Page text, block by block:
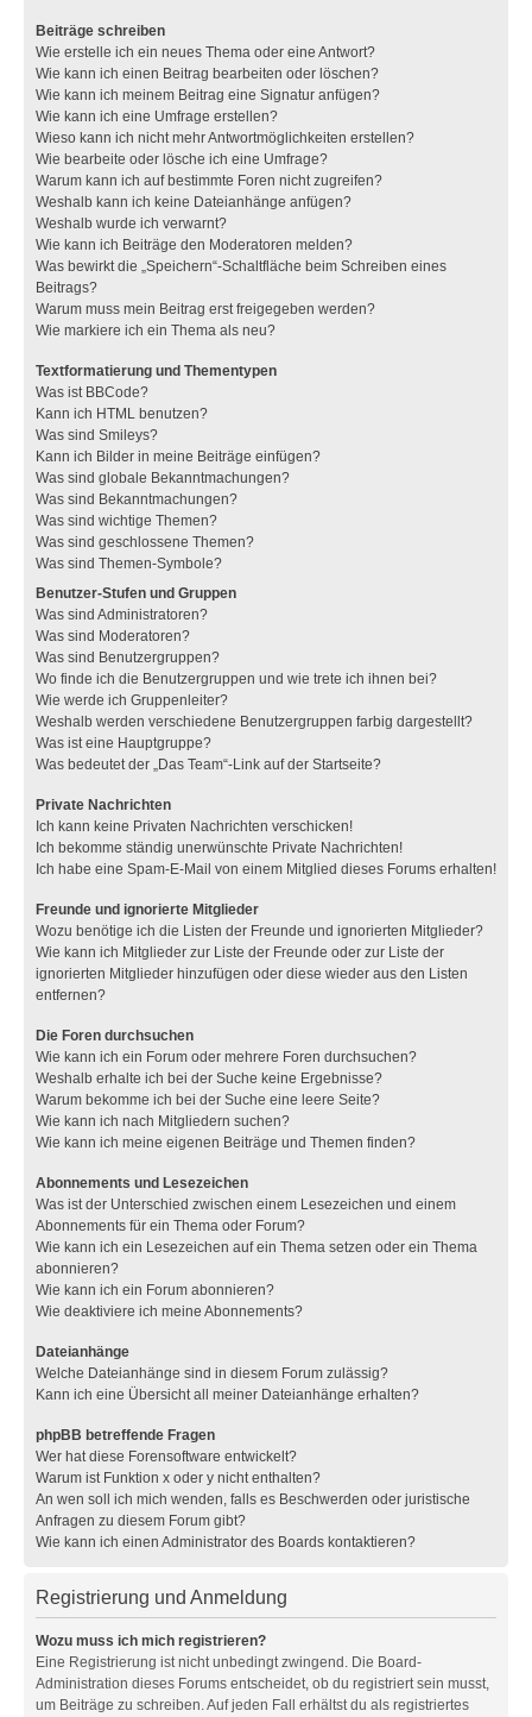
Beiträge schreiben
Wie erstelle ich ein neues Thema oder eine Antwort?
Wie kann ich einen Beitrag bearbeiten oder löschen?
Wie kann ich meinem Beitrag eine Signatur anfügen?
Wie kann ich eine Umfrage erstellen?
Wieso kann ich nicht mehr Antwortmöglichkeiten erstellen?
Wie bearbeite oder lösche ich eine Umfrage?
Warum kann ich auf bestimmte Foren nicht zugreifen?
Weshalb kann ich keine Dateianhänge anfügen?
Weshalb wurde ich verwarnt?
Wie kann ich Beiträge den Moderatoren melden?
Was bewirkt die „Speichern“-Schaltfläche beim Schreiben eines
Beitrags?
Warum muss mein Beitrag erst freigegeben werden?
Wie markiere ich ein Thema als neu?
Textformatierung und Thementypen
Was ist BBCode?
Kann ich HTML benutzen?
Was sind Smileys?
Kann ich Bilder in meine Beiträge einfügen?
Was sind globale Bekanntmachungen?
Was sind Bekanntmachungen?
Was sind wichtige Themen?
Was sind geschlossene Themen?
Was sind Themen-Symbole?
Benutzer-Stufen und Gruppen
Was sind Administratoren?
Was sind Moderatoren?
Was sind Benutzergruppen?
Wo finde ich die Benutzergruppen und wie trete ich ihnen bei?
Wie werde ich Gruppenleiter?
Weshalb werden verschiedene Benutzergruppen farbig dargestellt?
Was ist eine Hauptgruppe?
Was bedeutet der „Das Team“-Link auf der Startseite?
Private Nachrichten
Ich kann keine Privaten Nachrichten verschicken!
Ich bekomme ständig unerwünschte Private Nachrichten!
Ich habe eine Spam-E-Mail von einem Mitglied dieses Forums erhalten!
Freunde und ignorierte Mitglieder
Wozu benötige ich die Listen der Freunde und ignorierten Mitglieder?
Wie kann ich Mitglieder zur Liste der Freunde oder zur Liste der
ignorierten Mitglieder hinzufügen oder diese wieder aus den Listen
entfernen?
Die Foren durchsuchen
Wie kann ich ein Forum oder mehrere Foren durchsuchen?
Weshalb erhalte ich bei der Suche keine Ergebnisse?
Warum bekomme ich bei der Suche eine leere Seite?
Wie kann ich nach Mitgliedern suchen?
Wie kann ich meine eigenen Beiträge und Themen finden?
Abonnements und Lesezeichen
Was ist der Unterschied zwischen einem Lesezeichen und einem
Abonnements für ein Thema oder Forum?
Wie kann ich ein Lesezeichen auf ein Thema setzen oder ein Thema
abonnieren?
Wie kann ich ein Forum abonnieren?
Wie deaktiviere ich meine Abonnements?
Dateianhänge
Welche Dateianhänge sind in diesem Forum zulässig?
Kann ich eine Übersicht all meiner Dateianhänge erhalten?
phpBB betreffende Fragen
Wer hat diese Forensoftware entwickelt?
Warum ist Funktion x oder y nicht enthalten?
An wen soll ich mich wenden, falls es Beschwerden oder juristische
Anfragen zu diesem Forum gibt?
Wie kann ich einen Administrator des Boards kontaktieren?
Registrierung und Anmeldung
Wozu muss ich mich registrieren?
Eine Registrierung ist nicht unbedingt zwingend. Die Board-
Administration dieses Forums entscheidet, ob du registriert sein musst,
um Beiträge zu schreiben. Auf jeden Fall erhältst du als registriertes